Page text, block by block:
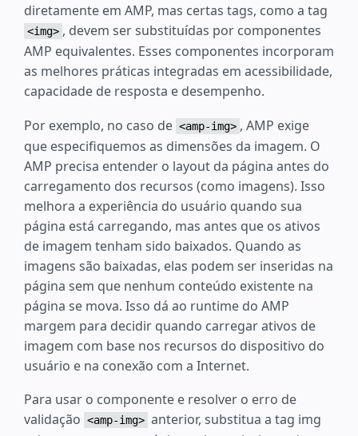
diretamente em AMP, mas certas tags, como a tag
<img> , devem ser substituídas por componentes
AMP equivalentes. Esses componentes incorporam
as melhores práticas integradas em acessibilidade,
capacidade de resposta e desempenho.
Por exemplo, no caso de <amp-img> , AMP exige
que especifiquemos as dimensões da imagem. O
AMP precisa entender o layout da página antes do
carregamento dos recursos (como imagens). Isso
melhora a experiência do usuário quando sua
página está carregando, mas antes que os ativos
de imagem tenham sido baixados. Quando as
imagens são baixadas, elas podem ser inseridas na
página sem que nenhum conteúdo existente na
página se mova. Isso dá ao runtime do AMP
margem para decidir quando carregar ativos de
imagem com base nos recursos do dispositivo do
usuário e na conexão com a Internet.
Para usar o componente e resolver o erro de
validação <amp-img> anterior, substitua a tag img